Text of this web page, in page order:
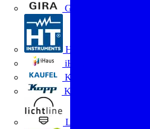
Gira
HT Instruments GmbH
iHaus
Kaufel
Kopp
Lichtline